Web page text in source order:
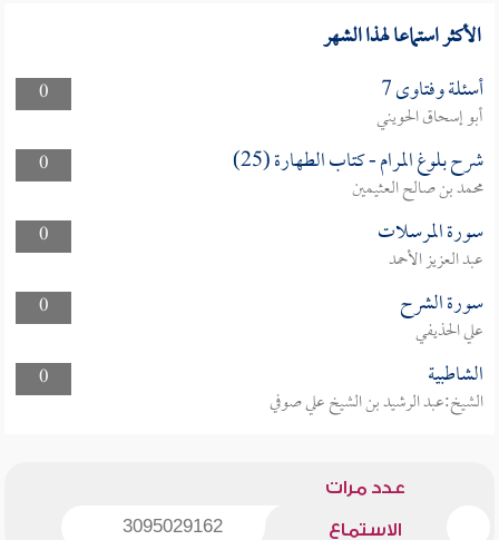
الأكثر استماعا لهذا الشهر
0 أسئلة وفتاوى 7
أبو إسحاق الحويني
0
شرح بلوغ المرام - كتاب الطهارة (25)
محمد بن صالح العثيمين
0
سورة المرسلات
عبد العزيز الأحمد
0
سورة الشرح
علي الحذيفي
0
الشاطبية
الشيخ:عبد الرشيد بن الشيخ علي صوفي
عدد مرات
الاستماع 3095029162